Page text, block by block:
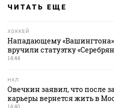
ЧИТАТЬ ЕЩЕ
ХОККЕЙ
Нападающему
вручили статуэтку
14:44
НХЛ
Овечкин заявил, что после
карьеры вернется жить в
14:40